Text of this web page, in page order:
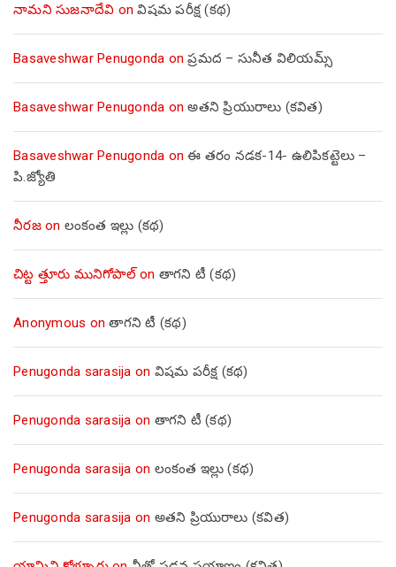
నామని సుజనాదేవి onవిషమ పరీక్ష (క‌థ‌)
Basaveshwar Penugonda onప్రమద – సునీత విలియమ్స్
Basaveshwar Penugonda onఅతని ప్రియురాలు (కవిత)
Basaveshwar Penugonda onఈ తరం నడక-14- ఉలిపికట్టెలు –
పి.జ్యోతి
నీరజon లంకంత ఇల్లు (కథ)
చిట్ట త్తూరు మునిగోపాల్on తాగని టీ (కథ)
Anonymous onతాగని టీ (కథ)
Penugonda sarasija on విషమ పరీక్ష (క‌థ‌)
Penugonda sarasija on తాగని టీ (కథ)
Penugonda sarasija on లంకంత ఇల్లు (కథ)
Penugonda sarasija on అతని ప్రియురాలు (కవిత)